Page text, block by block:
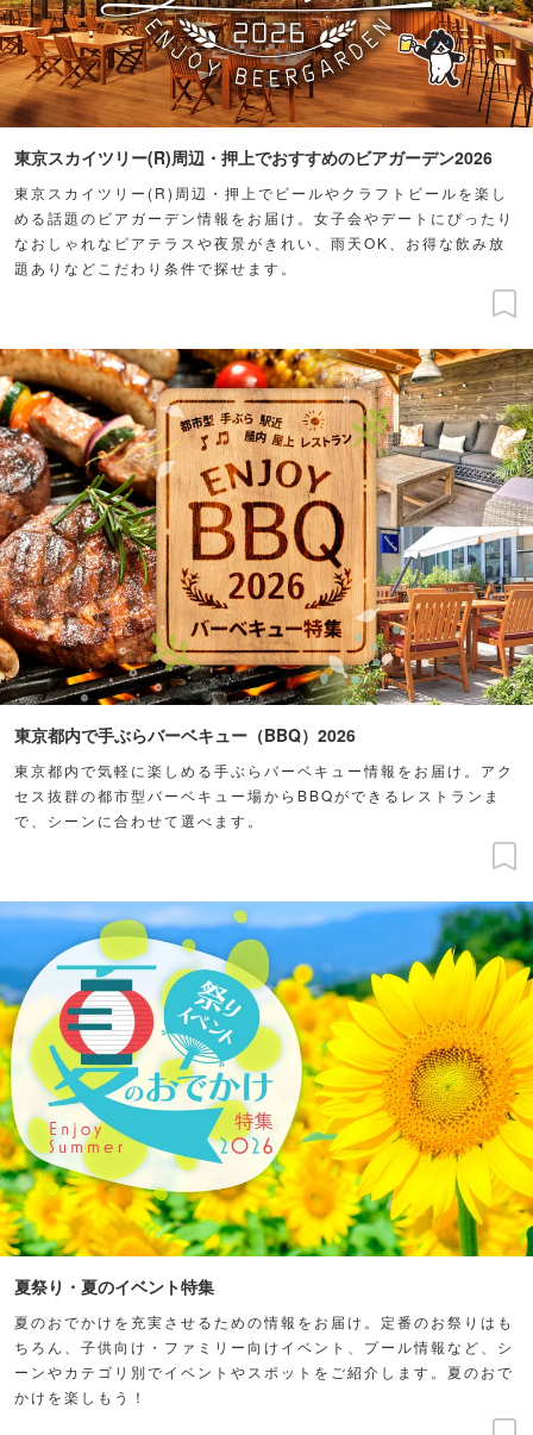
東京スカイツリー(R)周辺・押上でおすすめのビアガーデン2026
東京スカイツリー(R)周辺・押上でビールやクラフトビールを楽し
める話題のビアガーデン情報をお届け。女子会やデートにぴったり
なおしゃれなビアテラスや夜景がきれい、雨天OK、お得な飲み放
題ありなどこだわり条件で探せます。
東京都内で手ぶらバーベキュー（BBQ）2026
東京都内で気軽に楽しめる手ぶらバーベキュー情報をお届け。アク
セス抜群の都市型バーベキュー場からBBQができるレストランま
で、シーンに合わせて選べます。
夏祭り・夏のイベント特集
夏のおでかけを充実させるための情報をお届け。定番のお祭りはも
ちろん、子供向け・ファミリー向けイベント、プール情報など、シ
ーンやカテゴリ別でイベントやスポットをご紹介します。夏のおで
かけを楽しもう！